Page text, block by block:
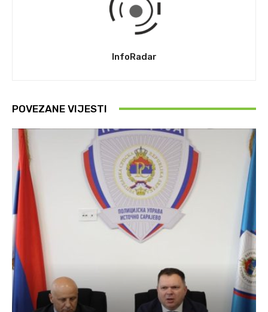
InfoRadar
POVEZANE VIJESTI